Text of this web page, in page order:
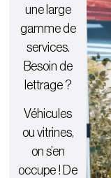
une large
gamme de
services.
Besoin de
lettrage ?
Véhicules
ou vitrines,
on s’en
occupe ! De